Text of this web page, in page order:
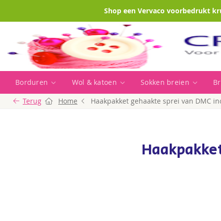
Shop een Vervaco voorbedrukt
Borduren Wol & katoen Sokken breien
Terug
Home Haakpakket gehaakte sprei van DMC